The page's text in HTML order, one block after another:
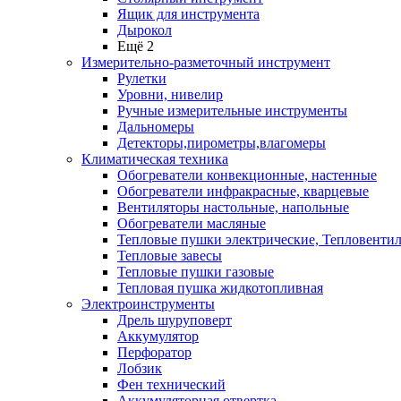
Ящик для инструмента
Дырокол
Ещё 2
Измерительно-разметочный инструмент
Рулетки
Уровни, нивелир
Ручные измерительные инструменты
Дальномеры
Детекторы,пирометры,влагомеры
Климатическая техника
Обогреватели конвекционные, настенные
Обогреватели инфракрасные, кварцевые
Вентиляторы настольные, напольные
Обогреватели масляные
Тепловые пушки электрические,
Тепловые завесы
Тепловые пушки газовые
Тепловая пушка жидкотопливная
Электроинструменты
Дрель шуруповерт
Аккумулятор
Перфоратор
Лобзик
Фен технический